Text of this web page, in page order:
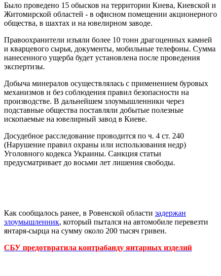
Было проведено 15 обысков на территории Киева, Киевской и
Житомирской областей - в офисном помещении акционерного
общества, в шахтах и на ювелирном заводе.
Правоохранители изъяли более 10 тонн драгоценных камней
и кварцевого сырья, документы, мобильные телефоны. Сумма
нанесенного ущерба будет установлена после проведения
экспертизы.
Добыча минералов осуществлялась с применением буровых
механизмов и без соблюдения правил безопасности на
производстве. В дальнейшем злоумышленники через
подставные общества поставляли добытые полезные
ископаемые на ювелирный завод в Киеве.
Досудебное расследование проводится по ч. 4 ст. 240
(Нарушение правил охраны или использования недр)
Уголовного кодекса Украины. Санкция статьи
предусматривает до восьми лет лишения свободы.
Как сообщалось ранее, в Ровенской области задержан
злоумышленник, который пытался на автомобиле перевезти
янтаря-сырца на сумму около 200 тысяч гривен.
СБУ предотвратила контрабанду янтарных изделий